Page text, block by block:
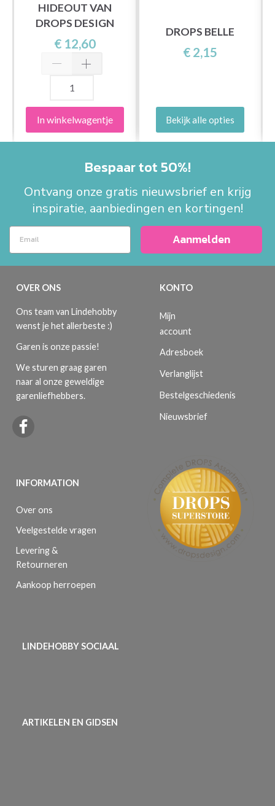
HIDEOUT VAN
DROPS DESIGN
€ 12,60
In winkelwagentje
DROPS BELLE
€ 2,15
Bekijk alle opties
Bespaar tot 50%!
Ontvang onze gratis nieuwsbrief en krijg
inspiratie, aanbiedingen en kortingen!
Aanmelden
OVER ONS
Ons team van Lindehobby
wenst je het allerbeste :)
Garen is onze passie!
We sturen graag garen
naar al onze geweldige
garenliefhebbers.
INFORMATION
Over ons
Veelgestelde vragen
Levering &
Retourneren
Aankoop herroepen
KONTO
Mijn
account
Adresboek
Verlanglijst
Bestelgeschiedenis
Nieuwsbrief
LINDEHOBBY SOCIAAL
ARTIKELEN EN GIDSEN